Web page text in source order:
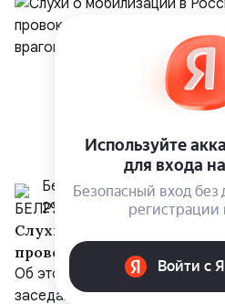
Белрусинфо
29 июля
Слухи о мобилизации в
провокация и
вброшенное врагом
Об этом заявил Дмитрий
заседании